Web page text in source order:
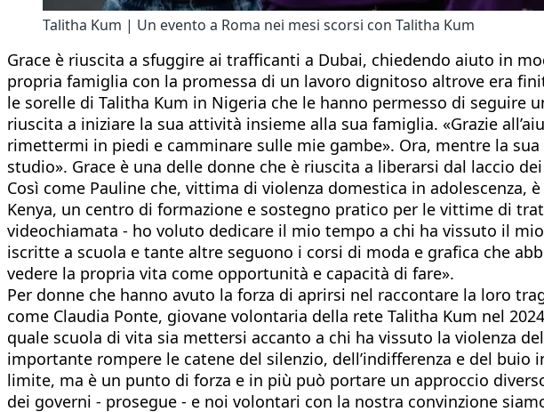
Talitha Kum | Un evento a Roma nei mesi scorsi con Talitha Kum
Grace è riuscita a sfuggire ai trafficanti a Dubai, chiedendo aiuto in
propria famiglia con la promessa di un lavoro dignitoso altrove era
le sorelle di Talitha Kum in Nigeria che le hanno permesso di seguire
riuscita a iniziare la sua attività insieme alla sua famiglia. «Grazie
rimettermi in piedi e camminare sulle mie gambe». Ora, mentre la
studio». Grace è una delle donne che è riuscita a liberarsi dal laccio
Così come Pauline che, vittima di violenza domestica in
Kenya, un centro di formazione e sostegno pratico per le vittime di
videochiamata - ho voluto dedicare il mio tempo a chi ha vissuto il
iscritte a scuola e tante altre seguono i corsi di moda e grafica che
vedere la propria vita come opportunità e capacità di fare».
Per donne che hanno avuto la forza di aprirsi nel raccontare la loro
come Claudia Ponte, giovane volontaria della rete Talitha Kum nel
quale scuola di vita sia mettersi accanto a chi ha vissuto la violenza
importante rompere le catene del silenzio, dell’indifferenza e del
limite, ma è un punto di forza e in più può portare un approccio
dei governi - prosegue - e noi volontari con la nostra convinzione